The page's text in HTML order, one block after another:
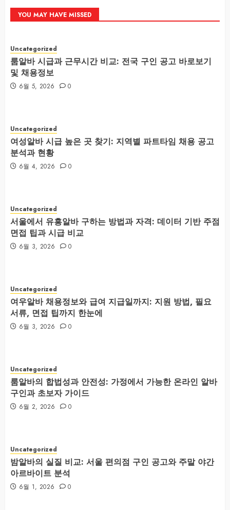
YOU MAY HAVE MISSED
Uncategorized
룸알바 시급과 근무시간 비교: 전국 구인 공고 바로보기
및 채용정보
6월 5, 2026 0
Uncategorized
여성알바 시급 높은 곳 찾기: 지역별 파트타임 채용 공고
분석과 현황
6월 4, 2026 0
Uncategorized
서울에서 유흥알바 구하는 방법과 자격: 데이터 기반 주점
면접 팁과 시급 비교
6월 3, 2026 0
Uncategorized
여우알바 채용정보와 급여 지급일까지: 지원 방법, 필요
서류, 면접 팁까지 한눈에
6월 3, 2026 0
Uncategorized
룸알바의 합법성과 안전성: 가정에서 가능한 온라인 알바
구인과 초보자 가이드
6월 2, 2026 0
Uncategorized
밤알바의 실질 비교: 서울 편의점 구인 공고와 주말 야간
아르바이트 분석
6월 1, 2026 0